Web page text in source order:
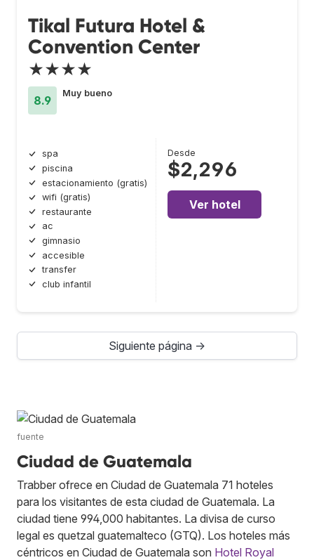
Tikal Futura Hotel &
Convention Center
★★★★
8.9
Muy bueno
spa
piscina
estacionamiento (gratis)
wifi (gratis)
restaurante
ac
gimnasio
accesible
transfer
club infantil
Desde
$2,296
Ver hotel
Siguiente página →
fuente
Ciudad de Guatemala
Trabber ofrece en Ciudad de Guatemala 71 hoteles
para los visitantes de esta ciudad de Guatemala. La
ciudad tiene 994,000 habitantes. La divisa de curso
legal es quetzal guatemalteco (GTQ). Los hoteles más
céntricos en Ciudad de Guatemala son Hotel Royal